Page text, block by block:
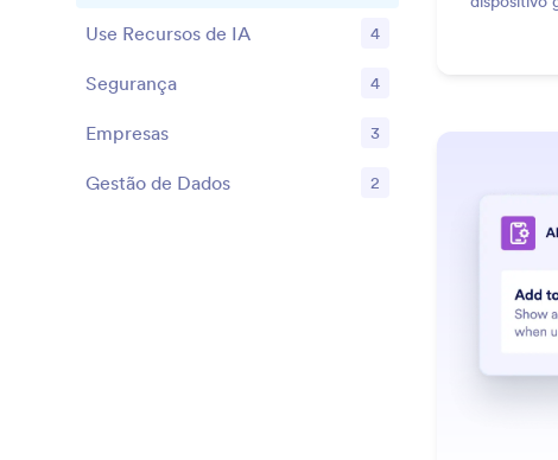
Recursos
Use Recursos de IA 4
Recursos
Segurança 4
Recursos
Empresas 3
Recursos
Gestão de Dados 2